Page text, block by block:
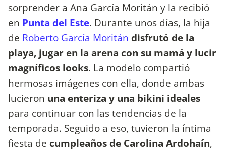
sorprender a Ana García Moritán y la recibió
en Punta del Este. Durante unos días, la hija
de Roberto García Moritán disfrutó de la
playa, jugar en la arena con su mamá y lucir
magníficos looks. La modelo compartió
hermosas imágenes con ella, donde ambas
lucieron una enteriza y una bikini ideales
para continuar con las tendencias de la
temporada. Seguido a eso, tuvieron la íntima
fiesta de cumpleaños de Carolina Ardohaín,